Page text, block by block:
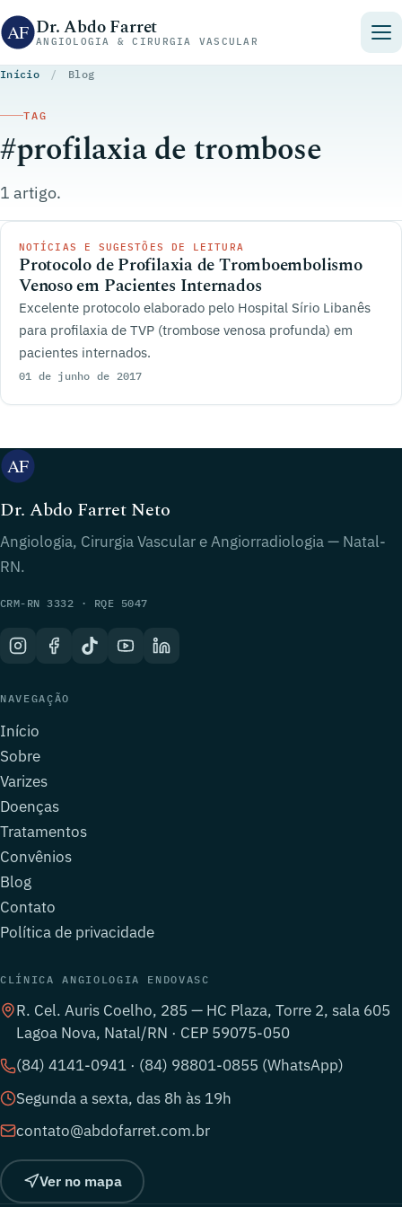
Pular para o conteúdo
Dr. Abdo Farret
ANGIOLOGIA & CIRURGIA VASCULAR
Início / Blog
TAG
#profilaxia de trombose
1 artigo.
NOTÍCIAS E SUGESTÕES DE LEITURA
Protocolo de Profilaxia de Tromboembolismo
Venoso em Pacientes Internados
Excelente protocolo elaborado pelo Hospital Sírio Libanês
para profilaxia de TVP (trombose venosa profunda) em
pacientes internados.
01 de junho de 2017
Dr. Abdo Farret Neto
Angiologia, Cirurgia Vascular e Angiorradiologia — Natal-
RN.
CRM-RN 3332 · RQE 5047
NAVEGAÇÃO
Início
Sobre
Varizes
Doenças
Tratamentos
Convênios
Blog
Contato
Política de privacidade
CLÍNICA ANGIOLOGIA ENDOVASC
R. Cel. Auris Coelho, 285 — HC Plaza, Torre 2, sala 605
Lagoa Nova, Natal/RN · CEP 59075-050
(84) 4141-0941 · (84) 98801-0855 (WhatsApp)
Segunda a sexta, das 8h às 19h
contato@abdofarret.com.br
Ver no mapa